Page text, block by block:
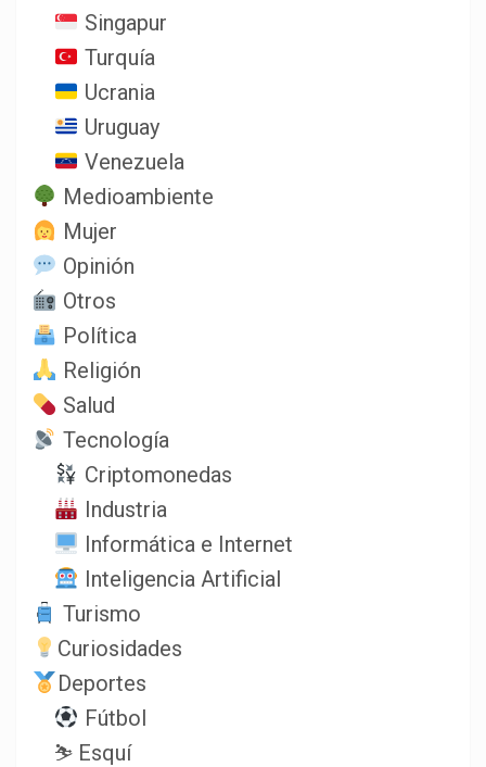
Singapur
Turquía
Ucrania
Uruguay
Venezuela
Medioambiente
Mujer
Opinión
Otros
Política
Religión
Salud
Tecnología
Criptomonedas
Industria
Informática e Internet
Inteligencia Artificial
Turismo
Curiosidades
Deportes
Fútbol
⛷️ Esquí